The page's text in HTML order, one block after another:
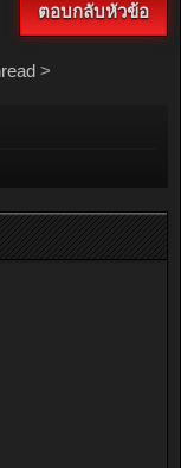
ตอบกลับหัวข้อ
>